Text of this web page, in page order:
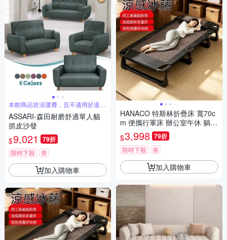
本館商品皆須運費，且不適用於退貨
免運
ASSARI-森田耐磨舒適單人貓
抓皮沙發
$9,021 79折
限時下殺 券
加入購物車
HANACO 特斯林折疊床 寬70c
m 便攜行軍床 辦公室午休 躺椅
午睡床 午休躺椅 辦公室午休神
器
$3,998 79折
限時下殺 券
加入購物車